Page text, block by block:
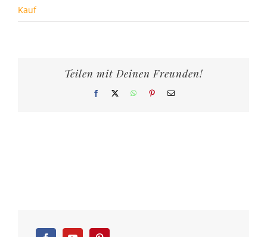
Kauf
Teilen mit Deinen Freunden!
Facebook WhatsAppPinterestE-